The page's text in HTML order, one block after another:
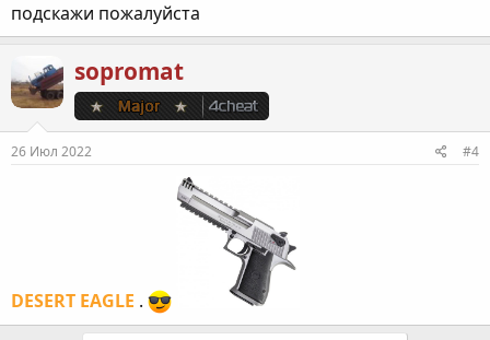
подскажи пожалуйста
sopromat
26 Июл 2022 #4
DESERT EAGLE .